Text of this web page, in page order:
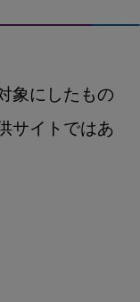
象にしたもの
サイトではあ